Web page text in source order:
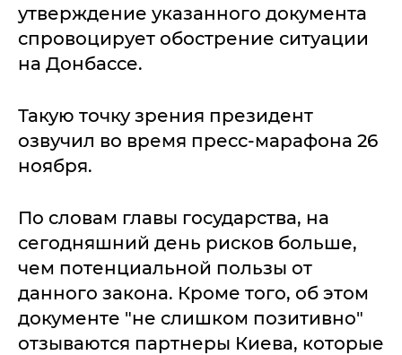
утверждение указанного документа
спровоцирует обострение ситуации
на Донбассе.
Такую точку зрения президент
озвучил во время пресс-марафона 26
ноября.
По словам главы государства, на
сегодняшний день рисков больше,
чем потенциальной пользы от
данного закона. Кроме того, об этом
документе "не слишком позитивно"
отзываются партнеры Киева, которые